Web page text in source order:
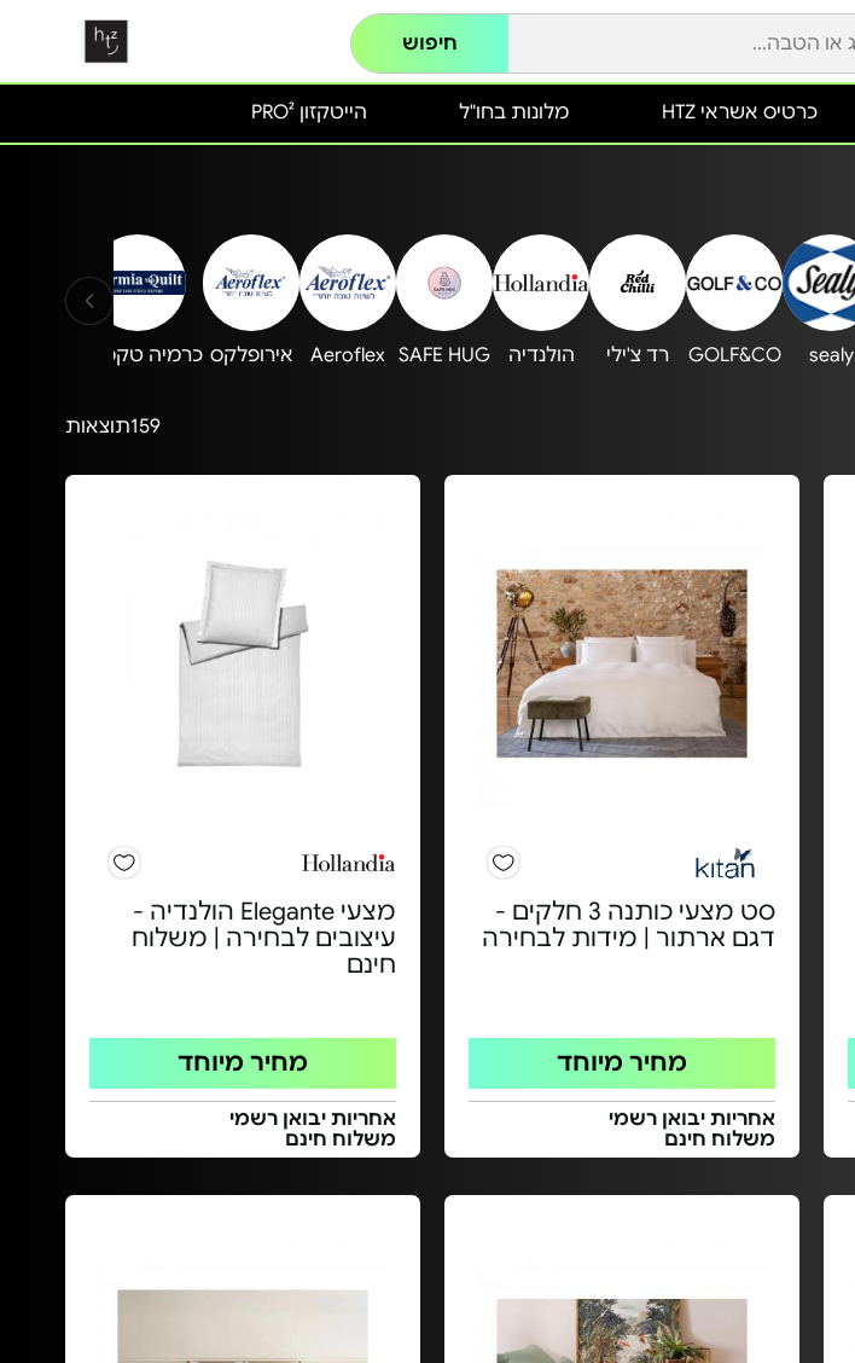
חיפוש
הייטקזון PRO² מלונות בחו"ל כרטיס אשראי HTZ
sealy
GOLF&CO רד צ'ילי הולנדיה SAFE HUG
Aeroflex אירופלקס כרמיה טקסטיל
159תוצאות
סט מצעי כותנה 3 חלקים -
דגם ארתור | מידות לבחירה
מחיר מיוחד
אחריות יבואן רשמי
משלוח חינם
מצעי Elegante הולנדיה -
עיצובים לבחירה | משלוח
חינם
מחיר מיוחד
אחריות יבואן רשמי
משלוח חינם